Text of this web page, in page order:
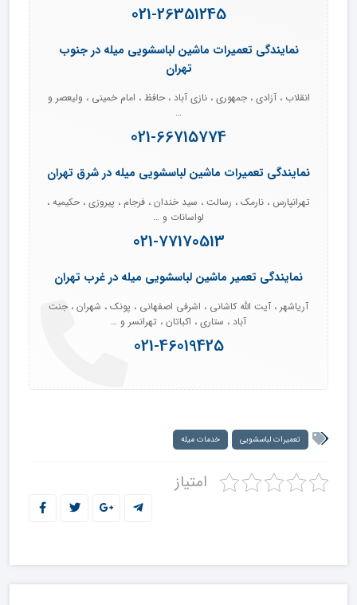
021-26351245
نمایندگی تعمیرات ماشین لباسشویی میله در جنوب
تهران
انقلاب ، آزادی ، جمهوری ، نازی آباد ، حافظ ، امام خمینی ، ولیعصر و
…
021-66715774
نمایندگی تعمیرات ماشین لباسشویی میله در شرق تهران
تهرانپارس ، نارمک ، رسالت ، سید خندان ، فرجام ، پیروزی ، حکیمیه ،
لواسانات و …
021-77170513
نمایندگی تعمیر ماشین لباسشویی میله در غرب تهران
آریاشهر ، آیت الله کاشانی ، اشرفی اصفهانی ، پونک ، شهران ، جنت
آباد ، ستاری ، اکباتان ، تهرانسر و …
021-46019425
تعمیرات لباسشویی خدمات میله
امتیاز